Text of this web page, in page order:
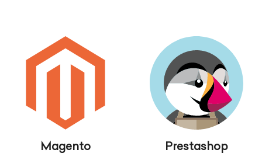
Magento Prestashop